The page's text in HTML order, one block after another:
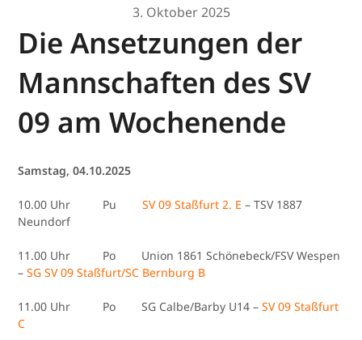
3. Oktober 2025
Die Ansetzungen der
Mannschaften des SV
09 am Wochenende
Samstag, 04.10.2025
10.00 Uhr PuSV 09 Staßfurt 2. E– TSV 1887
Neundorf
11.00 Uhr Po Union 1861 Schönebeck/FSV Wespen
–SG SV 09 Staßfurt/SC Bernburg B
11.00 Uhr Po SG Calbe/Barby U14 –SV 09 Staßfurt
C